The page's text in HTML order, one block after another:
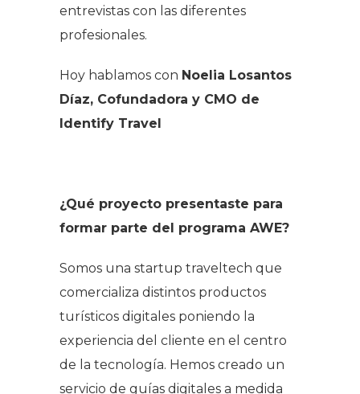
entrevistas con las diferentes
profesionales.
Hoy hablamos con Noelia Losantos
Díaz, Cofundadora y CMO de
Identify Travel
¿Qué proyecto presentaste para
formar parte del programa AWE?
Somos una startup traveltech que
comercializa distintos productos
turísticos digitales poniendo la
experiencia del cliente en el centro
de la tecnología. Hemos creado un
servicio de guías digitales a medida